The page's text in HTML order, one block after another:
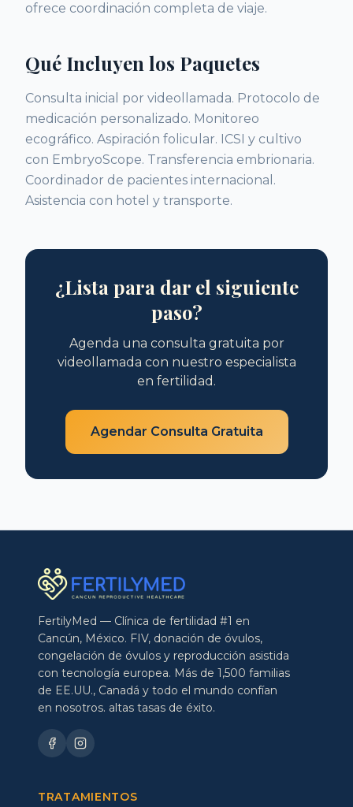
ofrece coordinación completa de viaje.
Qué Incluyen los Paquetes
Consulta inicial por videollamada. Protocolo de
medicación personalizado. Monitoreo
ecográfico. Aspiración folicular. ICSI y cultivo
con EmbryoScope. Transferencia embrionaria.
Coordinador de pacientes internacional.
Asistencia con hotel y transporte.
¿Lista para dar el siguiente
paso?
Agenda una consulta gratuita por
videollamada con nuestro especialista
en fertilidad.
Agendar Consulta Gratuita
FertilyMed — Clínica de fertilidad #1 en
Cancún, México. FIV, donación de óvulos,
congelación de óvulos y reproducción asistida
con tecnología europea. Más de 1,500 familias
de EE.UU., Canadá y todo el mundo confían
en nosotros. altas tasas de éxito.
TRATAMIENTOS